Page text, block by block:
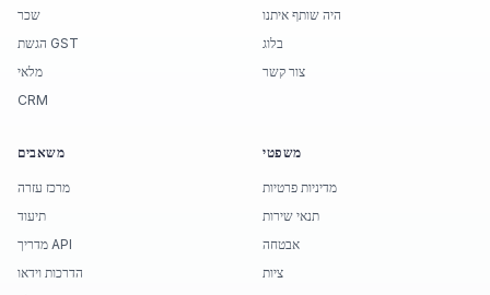
שכר
הגשת GST
מלאי
CRM
היה שותף איתנו
בלוג
צור קשר
משאבים
מרכז עזרה
תיעוד
מדריך API
הדרכות וידאו
משפטי
מדיניות פרטיות
תנאי שירות
אבטחה
ציות